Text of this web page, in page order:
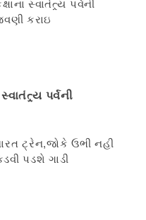
પર્વની